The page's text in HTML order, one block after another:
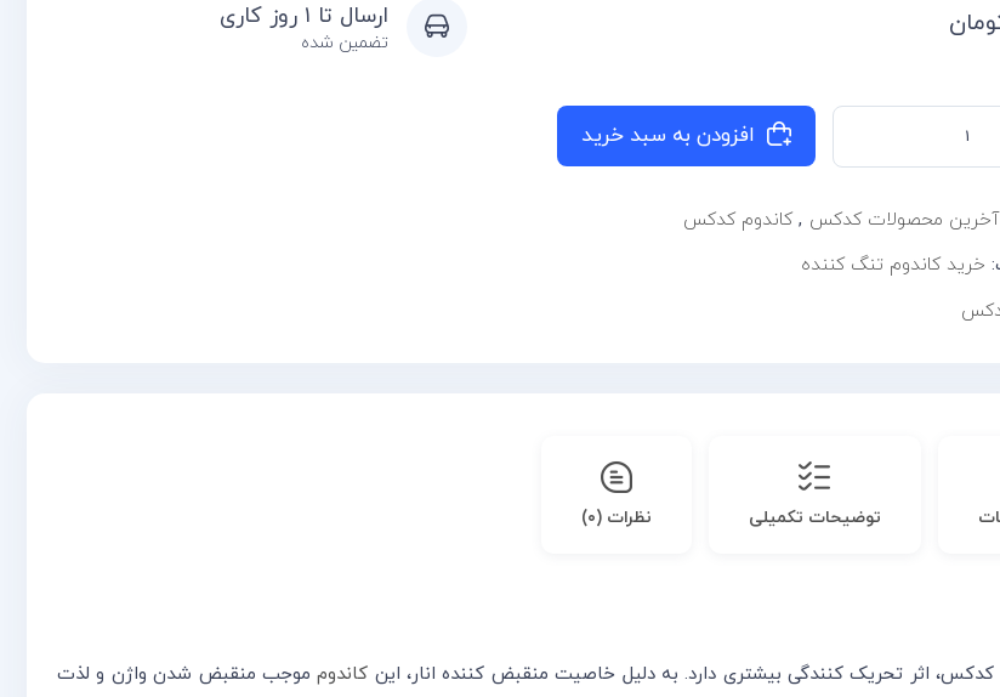
افزودن به سبد خرید
آخرین محصولات کدکس , کاندوم کدکس
خرید کاندوم تنگ کننده
ارسال تا ۱ روز کاری
تضمین شده
توضیحات تکمیلی نظرات (۰)
کاندومموجب منقبض شدن واژن و لذت